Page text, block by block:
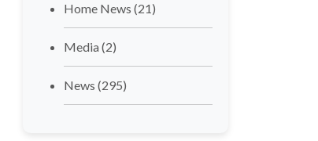
Home News (21)
Media (2)
News (295)